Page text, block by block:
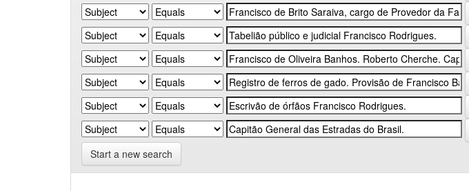
Start a new search